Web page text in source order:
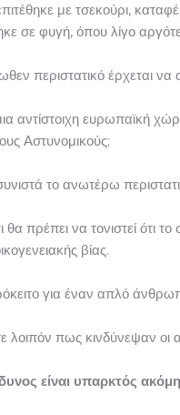
με τσεκούρι,
σε φυγή, όπου λίγο
περιστατικό έρχεται να
αντίστοιχη ευρωπαϊκή
Αστυνομικούς;
το ανωτέρω
θα πρέπει να τονιστεί
βίας.
για έναν απλό
λοιπόν πως κινδύνεψαν οι
είναι υπαρκτός